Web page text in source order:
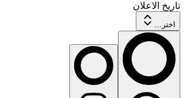
تاريخ الاعلان
اختر...